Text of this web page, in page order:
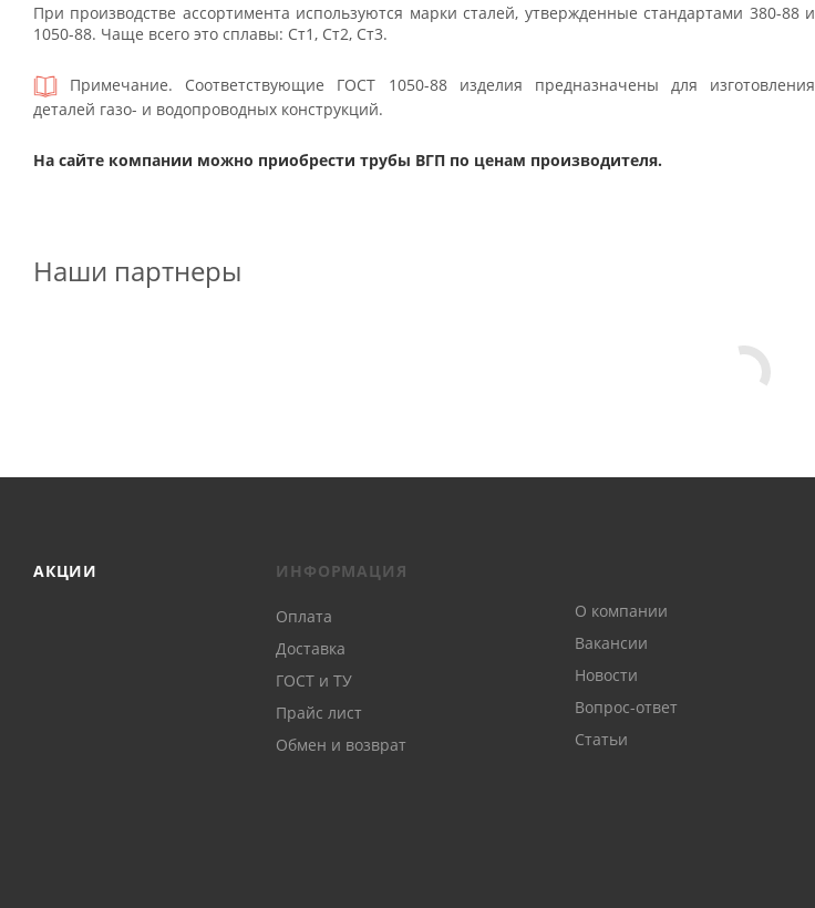
При производстве ассортимента используются марки сталей, утвержденные стандартами 380-88 и
1050-88. Чаще всего это сплавы: Ст1, Ст2, Ст3.
Примечание. Соответствующие ГОСТ 1050-88 изделия предназначены для изготовления
деталей газо- и водопроводных конструкций.
На сайте компании можно приобрести трубы ВГП по ценам производителя.
Наши партнеры
АКЦИИ ИНФОРМАЦИЯ
Оплата
Доставка
ГОСТ и ТУ
Прайс лист
Обмен и возврат
О компании
Вакансии
Новости
Вопрос-ответ
Статьи